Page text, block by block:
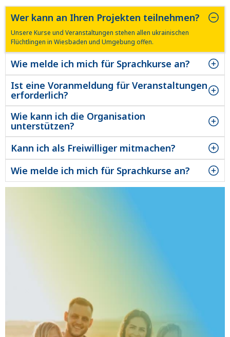
Wer kann an Ihren Projekten teilnehmen?
Unsere Kurse und Veranstaltungen stehen allen ukrainischen
Flüchtlingen in Wiesbaden und Umgebung offen.
Wie melde ich mich für Sprachkurse an?
Unsere Kurse und Veranstaltungen stehen allen ukrainischen
Flüchtlingen in Wiesbaden und Umgebung offen.
Ist eine Voranmeldung für Veranstaltungen
erforderlich?
Unsere Kurse und Veranstaltungen stehen allen ukrainischen
Flüchtlingen in Wiesbaden und Umgebung offen.
Wie kann ich die Organisation
unterstützen?
Unsere Kurse und Veranstaltungen stehen allen ukrainischen
Flüchtlingen in Wiesbaden und Umgebung offen.
Kann ich als Freiwilliger mitmachen?
Unsere Kurse und Veranstaltungen stehen allen ukrainischen
Flüchtlingen in Wiesbaden und Umgebung offen.
Wie melde ich mich für Sprachkurse an?
Unsere Kurse und Veranstaltungen stehen allen ukrainischen
Flüchtlingen in Wiesbaden und Umgebung offen.